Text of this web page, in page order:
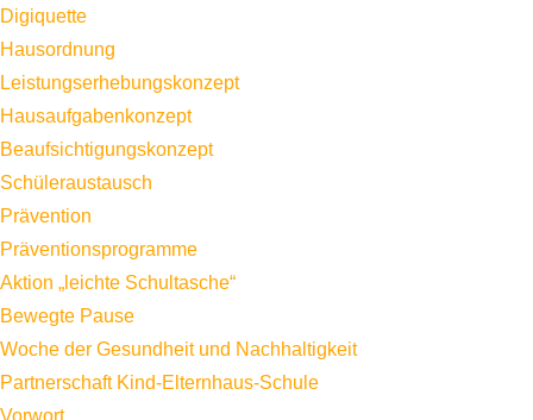
Digiquette
Hausordnung
Leistungserhebungskonzept
Hausaufgabenkonzept
Beaufsichtigungskonzept
Schüleraustausch
Prävention
Präventionsprogramme
Aktion „leichte Schultasche“
Bewegte Pause
Woche der Gesundheit und Nachhaltigkeit
Partnerschaft Kind-Elternhaus-Schule
Vorwort